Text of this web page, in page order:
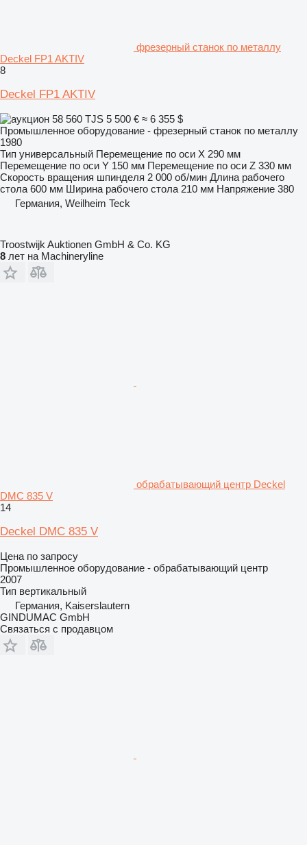
фрезерный станок по металлу
Deckel FP1 AKTIV
8
Deckel FP1 AKTIV
58 560 TJS 5 500 € ≈ 6 355 $
Промышленное оборудование - фрезерный станок по металлу
1980
Тип универсальный Перемещение по оси X 290 мм
Перемещение по оси Y 150 мм Перемещение по оси Z 330 мм
Скорость вращения шпинделя 2 000 об/мин Длина рабочего
стола 600 мм Ширина рабочего стола 210 мм Напряжение 380
Германия, Weilheim Teck
Troostwijk Auktionen GmbH & Co. KG
8 лет на Machineryline
обрабатывающий центр Deckel
DMC 835 V
14
Deckel DMC 835 V
Цена по запросу
Промышленное оборудование - обрабатывающий центр
2007
Тип вертикальный
Германия, Kaiserslautern
GINDUMAC GmbH
Связаться с продавцом